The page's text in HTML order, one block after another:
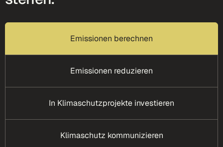
Emissionen berechnen
Emissionen reduzieren
In Klimaschutzprojekte investieren
Klimaschutz kommunizieren